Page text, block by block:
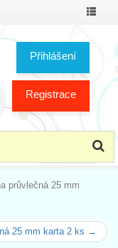
Přihlášení
Registrace
průvlečná 25 mm
25 mm karta 2 ks →